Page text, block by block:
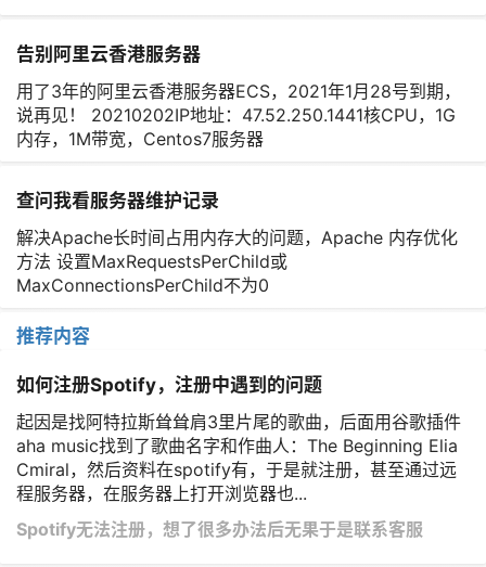
告别阿里云香港服务器
用了3年的阿里云香港服务器ECS，2021年1月28号到期，
说再见！ 20210202IP地址：47.52.250.1441核CPU，1G
内存，1M带宽，Centos7服务器
查问我看服务器维护记录
解决Apache长时间占用内存大的问题，Apache 内存优化
方法 设置MaxRequestsPerChild或
MaxConnectionsPerChild不为0
推荐内容
如何注册Spotify，注册中遇到的问题
起因是找阿特拉斯耸耸肩3里片尾的歌曲，后面用谷歌插件
aha music找到了歌曲名字和作曲人：The Beginning Elia
Cmiral，然后资料在spotify有，于是就注册，甚至通过远
程服务器，在服务器上打开浏览器也...
Spotify无法注册，想了很多办法后无果于是联系客服